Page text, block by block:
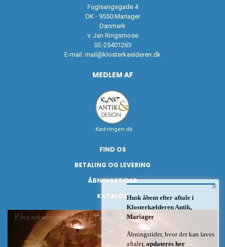
Fuglsangsgade 4
DK - 9550 Mariager
Danmark
v. Jan Ringsmose
SE-25401263
E-mail: mail@klosterkaelderen.dk
MEDLEM AF
Kad-ringen.dk
FIND OS
BETALING OG LEVERING
ÅBNINGSTIDER
KATALOG
×
Husk åbent efter aftale i
Klosterkælderen Antik,
Mariager
Åbningstider, hvor der kan laves
aftaler, opdateres her